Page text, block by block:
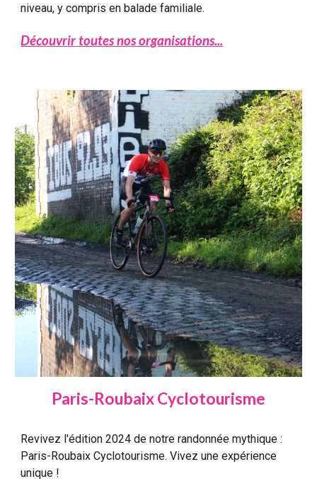
niveau, y compris en balade familiale.
Découvrir toutes nos organisations...
Paris-Roubaix Cyclotourisme
Revivez l'édition 2024 de notre randonnée mythique :
Paris-Roubaix Cyclotourisme. Vivez une expérience
unique !